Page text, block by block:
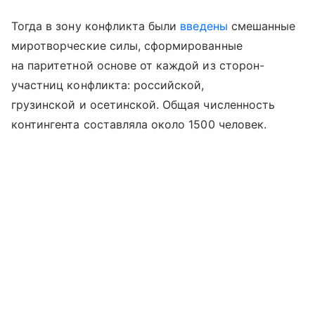
Тогда в зону конфликта были введены смешанные
миротворческие силы, сформированные
на паритетной основе от каждой из сторон-
участниц конфликта: российской,
грузинской и осетинской. Общая численность
контингента составляла около 1500 человек.